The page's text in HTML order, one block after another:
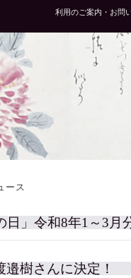
利用のご案内・お問
ース
日」令和8年1～3月
樹さんに決定！